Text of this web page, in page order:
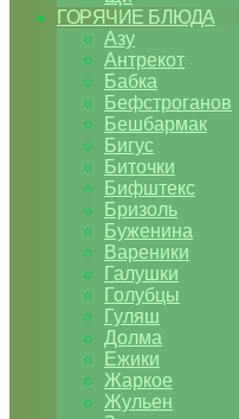
ГОРЯЧИЕ БЛЮДА
Азу
Антрекот
Бабка
Бефстроганов
Бешбармак
Бигус
Биточки
Бифштекс
Бризоль
Буженина
Вареники
Галушки
Голубцы
Гуляш
Долма
Ежики
Жаркое
Жульен